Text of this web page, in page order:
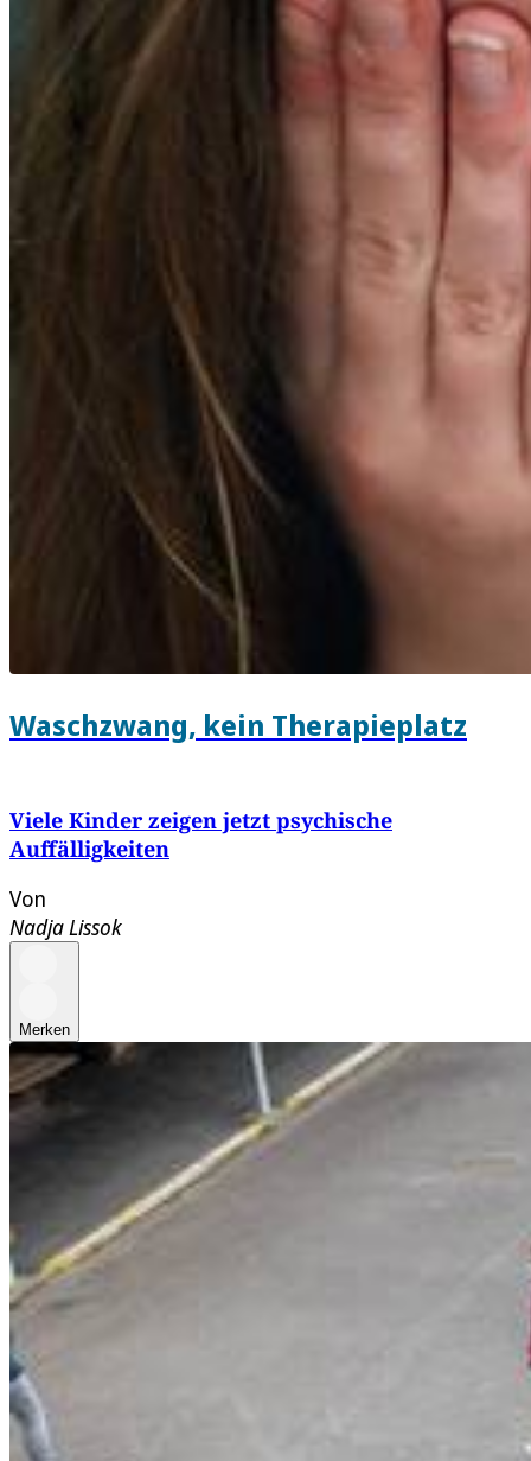
Waschzwang, kein Therapieplatz
Viele Kinder zeigen jetzt psychische
Auffälligkeiten
Von
Nadja Lissok
Merken